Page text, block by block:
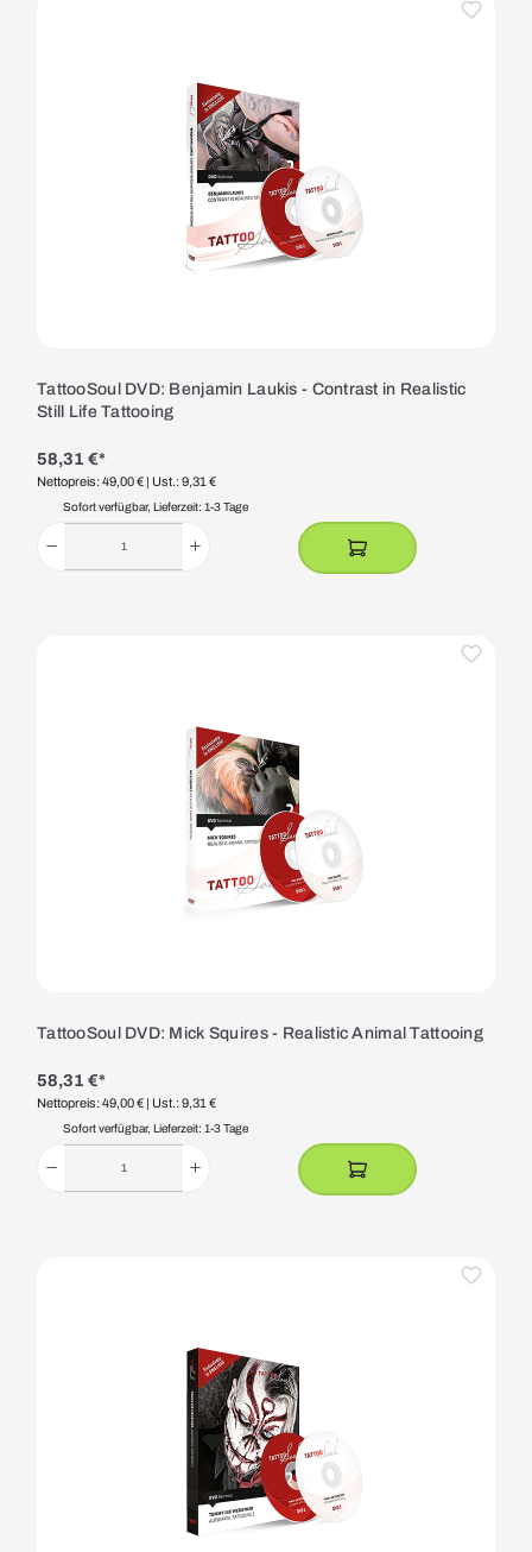
TattooSoul DVD: Benjamin Laukis - Contrast in Realistic
Still Life Tattooing
58,31 €*
Nettopreis: 49,00 € | Ust.: 9,31 €
Sofort verfügbar, Lieferzeit: 1-3 Tage
TattooSoul DVD: Mick Squires - Realistic Animal Tattooing
58,31 €*
Nettopreis: 49,00 € | Ust.: 9,31 €
Sofort verfügbar, Lieferzeit: 1-3 Tage